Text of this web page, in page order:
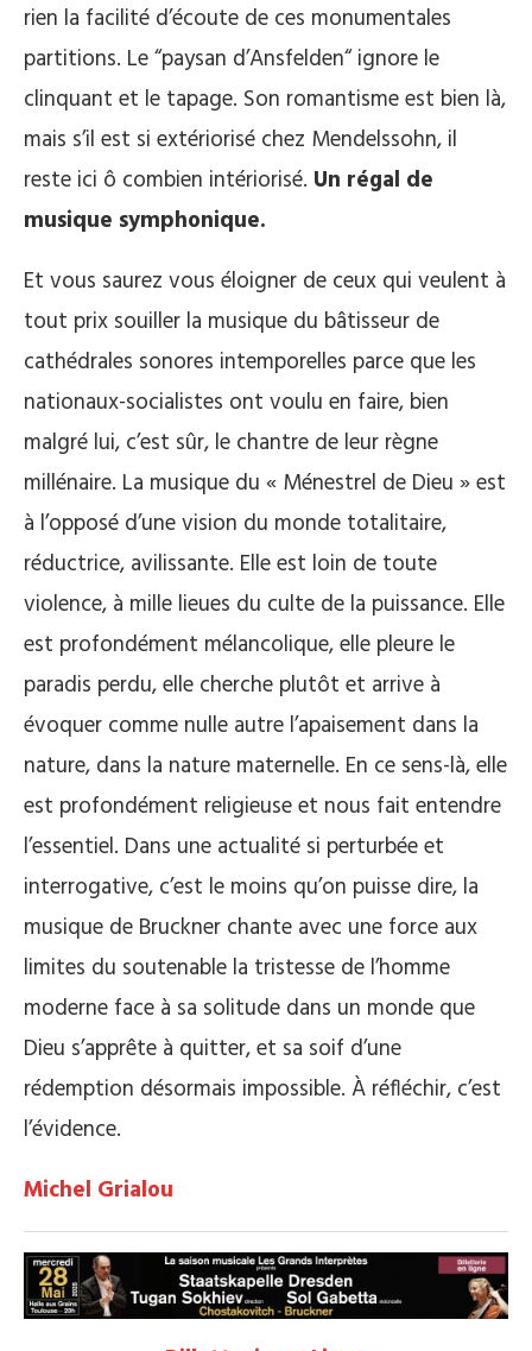
rien la facilité d’écoute de ces monumentales
partitions. Le “paysan d’Ansfelden“ ignore le
clinquant et le tapage. Son romantisme est bien là,
mais s’il est si extériorisé chez Mendelssohn, il
reste ici ô combien intériorisé. Un régal de
musique symphonique.
Et vous saurez vous éloigner de ceux qui veulent à
tout prix souiller la musique du bâtisseur de
cathédrales sonores intemporelles parce que les
nationaux-socialistes ont voulu en faire, bien
malgré lui, c’est sûr, le chantre de leur règne
millénaire. La musique du « Ménestrel de Dieu » est
à l’opposé d’une vision du monde totalitaire,
réductrice, avilissante. Elle est loin de toute
violence, à mille lieues du culte de la puissance. Elle
est profondément mélancolique, elle pleure le
paradis perdu, elle cherche plutôt et arrive à
évoquer comme nulle autre l’apaisement dans la
nature, dans la nature maternelle. En ce sens-là, elle
est profondément religieuse et nous fait entendre
l’essentiel. Dans une actualité si perturbée et
interrogative, c’est le moins qu’on puisse dire, la
musique de Bruckner chante avec une force aux
limites du soutenable la tristesse de l’homme
moderne face à sa solitude dans un monde que
Dieu s’apprête à quitter, et sa soif d’une
rédemption désormais impossible. À réfléchir, c’est
l’évidence.
Michel Grialou